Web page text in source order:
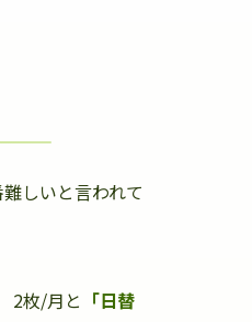
しいと言われて
2枚/月と 「日替